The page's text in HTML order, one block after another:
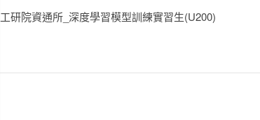
工研院資通所_深度學習模型訓練實習生(U200)